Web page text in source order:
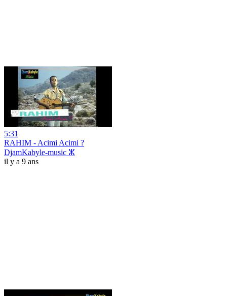
5:31
RAHIM - Acimi Acimi ?
DjamKabyle-music ⵣ
il y a 9 ans